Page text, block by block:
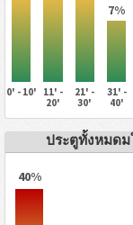
7%
0' - 10'
11' -
20'
21' -
30'
31' -
40'
ประตูทั้งหมดม
40%